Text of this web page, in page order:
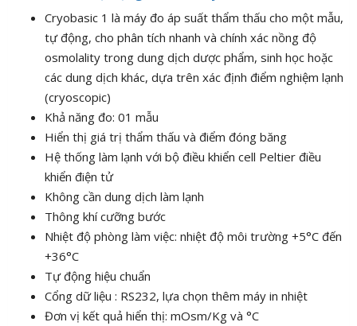
Cryobasic 1 là máy đo áp suất thẩm thấu cho một mẫu,
tự động, cho phân tích nhanh và chính xác nồng độ
osmolality trong dung dịch dược phẩm, sinh học hoặc
các dung dịch khác, dựa trên xác định điểm nghiệm lạnh
(cryoscopic)
Khả năng đo: 01 mẫu
Hiển thị giá trị thẩm thấu và điểm đóng băng
Hệ thống làm lạnh với bộ điều khiển cell Peltier điều
khiển điện tử
Không cần dung dịch làm lạnh
Thông khí cưỡng bước
Nhiệt độ phòng làm việc: nhiệt độ môi trường +5°C đến
+36°C
Tự động hiệu chuẩn
Cổng dữ liệu : RS232, lựa chọn thêm máy in nhiệt
Đơn vị kết quả hiển thị: mOsm/Kg và °C